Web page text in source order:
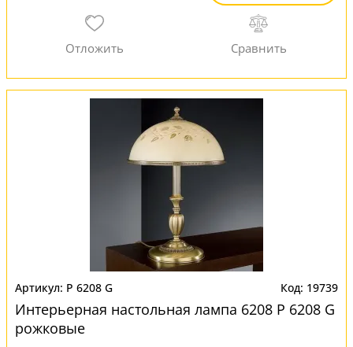
P 6208 G 19739
Интерьерная настольная лампа 6208 P 6208 G
рожковые